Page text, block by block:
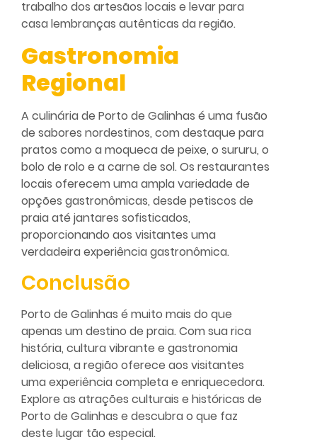
trabalho dos artesãos locais e levar para
casa lembranças autênticas da região.
Gastronomia
Regional
A culinária de Porto de Galinhas é uma fusão
de sabores nordestinos, com destaque para
pratos como a moqueca de peixe, o sururu, o
bolo de rolo e a carne de sol. Os restaurantes
locais oferecem uma ampla variedade de
opções gastronômicas, desde petiscos de
praia até jantares sofisticados,
proporcionando aos visitantes uma
verdadeira experiência gastronômica.
Conclusão
Porto de Galinhas é muito mais do que
apenas um destino de praia. Com sua rica
história, cultura vibrante e gastronomia
deliciosa, a região oferece aos visitantes
uma experiência completa e enriquecedora.
Explore as atrações culturais e históricas de
Porto de Galinhas e descubra o que faz
deste lugar tão especial.